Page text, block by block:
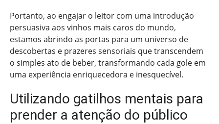
Portanto, ao engajar o leitor com uma introdução
persuasiva aos vinhos mais caros do mundo,
estamos abrindo as portas para um universo de
descobertas e prazeres sensoriais que transcendem
o simples ato de beber, transformando cada gole em
uma experiência enriquecedora e inesquecível.
Utilizando gatilhos mentais para
prender a atenção do público